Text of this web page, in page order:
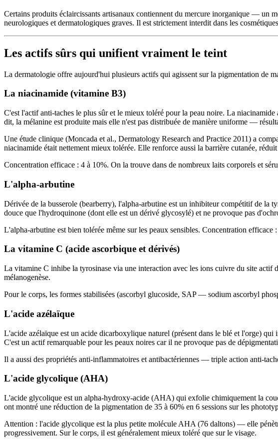
Certains produits éclaircissants artisanaux contiennent du mercure inorganique — un
neurologiques et dermatologiques graves. Il est strictement interdit dans les
Les actifs sûrs qui unifient vraiment le teint
La dermatologie offre aujourd'hui plusieurs actifs qui agissent sur la pigmentation de
La niacinamide (vitamine B3)
C'est l'actif anti-taches le plus sûr et le mieux toléré pour la peau noire. La
dit, la mélanine est produite mais elle n'est pas distribuée de manière uniforme —
Une étude clinique (Moncada et al., Dermatology Research and Practice 2011) a
niacinamide était nettement mieux tolérée. Elle renforce aussi la barrière cutanée,
Concentration efficace : 4 à 10%. On la trouve dans de nombreux laits corporels et
L'alpha-arbutine
Dérivée de la busserole (bearberry), l'alpha-arbutine est un inhibiteur compétitif de la
douce que l'hydroquinone (dont elle est un dérivé glycosylé) et ne provoque pas
L'alpha-arbutine est bien tolérée même sur les peaux sensibles. Concentration
La vitamine C (acide ascorbique et dérivés)
La vitamine C inhibe la tyrosinase via une interaction avec les ions cuivre du site
mélanogenèse.
Pour le corps, les formes stabilisées (ascorbyl glucoside, SAP — sodium ascorbyl
L'acide azélaïque
L'acide azélaïque est un acide dicarboxylique naturel (présent dans le blé et l'orge)
C'est un actif remarquable pour les peaux noires car il ne provoque pas de
Il a aussi des propriétés anti-inflammatoires et antibactériennes — triple action anti-
L'acide glycolique (AHA)
L'acide glycolique est un alpha-hydroxy-acide (AHA) qui exfolie chimiquement la
ont montré une réduction de la pigmentation de 35 à 60% en 6 sessions sur les
Attention : l'acide glycolique est la plus petite molécule AHA (76 daltons) — elle
progressivement. Sur le corps, il est généralement mieux toléré que sur le visage.